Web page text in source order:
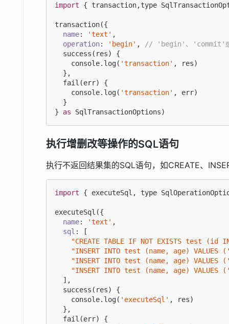
import { transaction,type
transaction({
name: 'text' ,
operation: 'begin' ,
// 'begin'、'commit'
  success(res) {
console.log( 'transaction' , res)
  },
  fail(err) {
console.log( 'transaction' , err)
  }
} as SqlTransactionOptions)
执行增删改等操作的SQL语句
执行不返回结果集的SQL语句，如CREATE、
import { executeSql, type
executeSql({
name: 'text' ,
sql : [
"CREATE TABLE IF NOT EXISTS test (id
"INSERT INTO test (name, age)
"INSERT INTO test (name, age)
"INSERT INTO test (name, age)
  ],
  success(res) {
console.log( 'executeSql' , res)
  },
  fail(err) {